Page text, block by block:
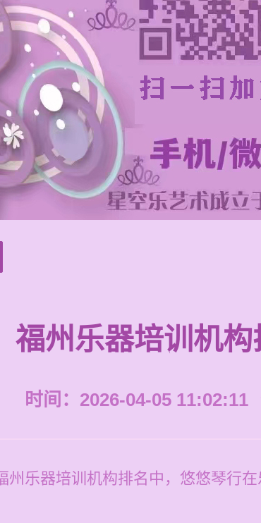
福州乐器培训机
时间：2026-04-05 11:02:11
州乐器培训机构排名中，悠悠琴行